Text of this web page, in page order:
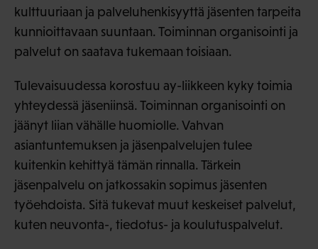
kulttuuriaan ja palveluhenkisyyttä jäsenten tarpeita
kunnioittavaan suuntaan. Toiminnan organisointi ja
palvelut on saatava tukemaan toisiaan.
Tulevaisuudessa korostuu ay-liikkeen kyky toimia
yhteydessä jäseniinsä. Toiminnan organisointi on
jäänyt liian vähälle huomiolle. Vahvan
asiantuntemuksen ja jäsenpalvelujen tulee
kuitenkin kehittyä tämän rinnalla. Tärkein
jäsenpalvelu on jatkossakin sopimus jäsenten
työehdoista. Sitä tukevat muut keskeiset palvelut,
kuten neuvonta-, tiedotus- ja koulutuspalvelut.